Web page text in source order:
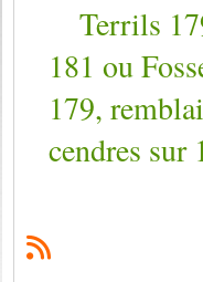
Terrils
181 ou
179,
cendres sur